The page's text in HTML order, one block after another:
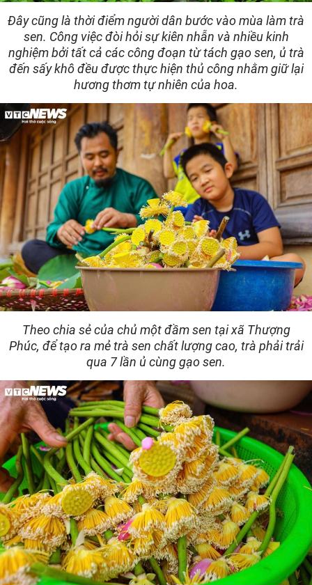
Đây cũng là thời điểm người dân bước vào mùa làm trà
sen. Công việc đòi hỏi sự kiên nhẫn và nhiều kinh
nghiệm bởi tất cả các công đoạn từ tách gạo sen, ủ trà
đến sấy khô đều được thực hiện thủ công nhằm giữ lại
hương thơm tự nhiên của hoa.
Theo chia sẻ của chủ một đầm sen tại xã Thượng
Phúc, để tạo ra mẻ trà sen chất lượng cao, trà phải trải
qua 7 lần ủ cùng gạo sen.